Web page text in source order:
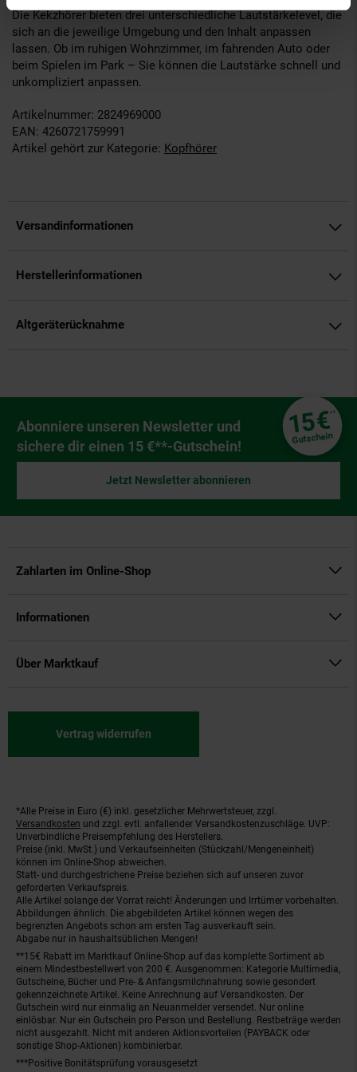
Die Kekzhörer bieten drei unterschiedliche Lautstärkelevel, die
sich an die jeweilige Umgebung und den Inhalt anpassen
lassen. Ob im ruhigen Wohnzimmer, im fahrenden Auto oder
beim Spielen im Park – Sie können die Lautstärke schnell und
unkompliziert anpassen.
Artikelnummer: 2824969000
EAN: 4260721759991
Artikel gehört zur Kategorie: Kopfhörer
Versandinformationen
Herstellerinformationen
Altgeräterücknahme
Newsletter Anmeldung
Abonniere unseren Newsletter und
sichere dir einen 15 €**-Gutschein!
15€**
Gutschein
Jetzt Newsletter abonnieren
Zahlarten im Online-Shop
Informationen
Über Marktkauf
Vertrag widerrufen
Fußnoten
*Alle Preise in Euro (€) inkl. gesetzlicher Mehrwertsteuer, zzgl.
Versandkosten und zzgl. evtl. anfallender Versandkostenzuschläge. UVP:
Unverbindliche Preisempfehlung des Herstellers.
Preise (inkl. MwSt.) und Verkaufseinheiten (Stückzahl/Mengeneinheit)
können im Online-Shop abweichen.
Statt- und durchgestrichene Preise beziehen sich auf unseren zuvor
geforderten Verkaufspreis.
Alle Artikel solange der Vorrat reicht! Änderungen und Irrtümer vorbehalten.
Abbildungen ähnlich. Die abgebildeten Artikel können wegen des
begrenzten Angebots schon am ersten Tag ausverkauft sein.
Abgabe nur in haushaltsüblichen Mengen!
**15€ Rabatt im Marktkauf Online-Shop auf das komplette Sortiment ab
einem Mindestbestellwert von 200 €. Ausgenommen: Kategorie Multimedia,
Gutscheine, Bücher und Pre- & Anfangsmilchnahrung sowie gesondert
gekennzeichnete Artikel. Keine Anrechnung auf Versandkosten. Der
Gutschein wird nur einmalig an Neuanmelder versendet. Nur online
einlösbar. Nur ein Gutschein pro Person und Bestellung. Restbeträge werden
nicht ausgezahlt. Nicht mit anderen Aktionsvorteilen (PAYBACK oder
sonstige Shop-Aktionen) kombinierbar.
***Positive Bonitätsprüfung vorausgesetzt